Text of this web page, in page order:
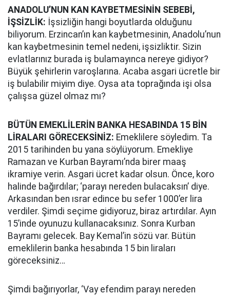
ANADOLU’NUN KAN KAYBETMESİNİN SEBEBİ,
İŞSİZLİK: İşsizliğin hangi boyutlarda olduğunu
biliyorum. Erzincan’ın kan kaybetmesinin, Anadolu’nun
kan kaybetmesinin temel nedeni, işsizliktir. Sizin
evlatlarınız burada iş bulamayınca nereye gidiyor?
Büyük şehirlerin varoşlarına. Acaba asgari ücretle bir
iş bulabilir miyim diye. Oysa ata toprağında işi olsa
çalışsa güzel olmaz mı?
BÜTÜN EMEKLİLERİN BANKA HESABINDA 15 BİN
LİRALARI GÖRECEKSİNİZ: Emeklilere söyledim. Ta
2015 tarihinden bu yana söylüyorum. Emekliye
Ramazan ve Kurban Bayramı’nda birer maaş
ikramiye verin. Asgari ücret kadar olsun. Önce, koro
halinde bağırdılar; ‘parayı nereden bulacaksın’ diye.
Arkasından ben ısrar edince bu sefer 1000’er lira
verdiler. Şimdi seçime gidiyoruz, biraz artırdılar. Ayın
15’inde oyunuzu kullanacaksınız. Sonra Kurban
Bayramı gelecek. Bay Kemal’in sözü var. Bütün
emeklilerin banka hesabında 15 bin liraları
göreceksiniz…
Şimdi bağırıyorlar, ‘Vay efendim parayı nereden